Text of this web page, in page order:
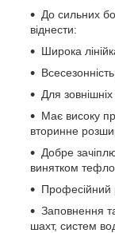
До сильних
віднести:
Широка
Для зовнішніх
Має високу
вторинне
Добре
винятком
Професійний
Заповнення
шахт, систем